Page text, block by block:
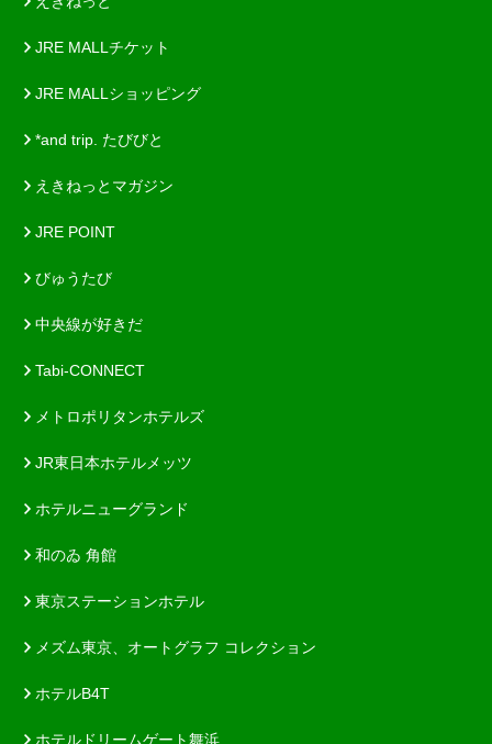
JRE MALLチケット
JRE MALLショッピング
*and trip. たびびと
えきねっとマガジン
JRE POINT
びゅうたび
中央線が好きだ
Tabi-CONNECT
メトロポリタンホテルズ
JR東日本ホテルメッツ
ホテルニューグランド
和のゐ 角館
東京ステーションホテル
メズム東京、オートグラフ コレクション
ホテルB4T
ホテルドリームゲート舞浜